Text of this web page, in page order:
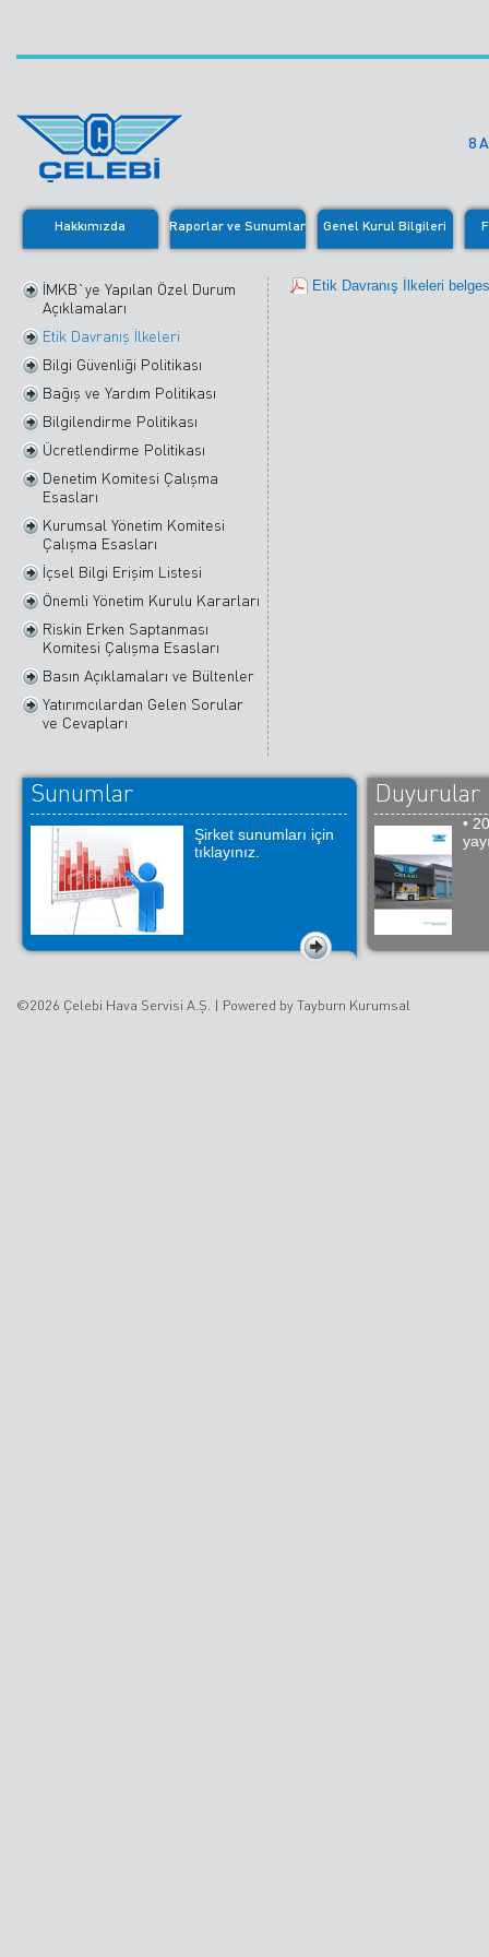
8
Hakkımızda Raporlar ve Sunumlar Genel Kurul Bilgileri
İMKB`ye Yapılan Özel Durum
Açıklamaları
Etik Davranış İlkeleri
Bilgi Güvenliği Politikası
Bağış ve Yardım Politikası
Bilgilendirme Politikası
Ücretlendirme Politikası
Denetim Komitesi Çalışma
Esasları
Kurumsal Yönetim Komitesi
Çalışma Esasları
İçsel Bilgi Erişim Listesi
Önemli Yönetim Kurulu Kararları
Riskin Erken Saptanması
Komitesi Çalışma Esasları
Basın Açıklamaları ve Bültenler
Yatırımcılardan Gelen Sorular
ve Cevapları
Etik Davranış İlkeleri
Sunumlar
Şirket sunumları için
tıklayınız.
Duyurular
•
©2026 Çelebi Hava Servisi A.Ş. | Powered by Tayburn Kurumsal